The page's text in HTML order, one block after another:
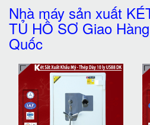
Nhà máy sản xuất
TỦ HỒ SƠ Giao
Quốc